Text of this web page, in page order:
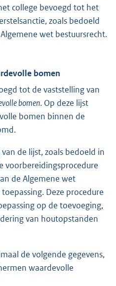
college bevoegd tot het
zoals bedoeld
wet bestuursrecht.
bomen
tot de vaststelling van
bomen. Op deze lijst
bomen binnen de
de lijst, zoals bedoeld in
voorbereidingsprocedure
de Algemene wet
Deze procedure
op de toevoeging,
van houtopstanden
de volgende gegevens,
waardevolle